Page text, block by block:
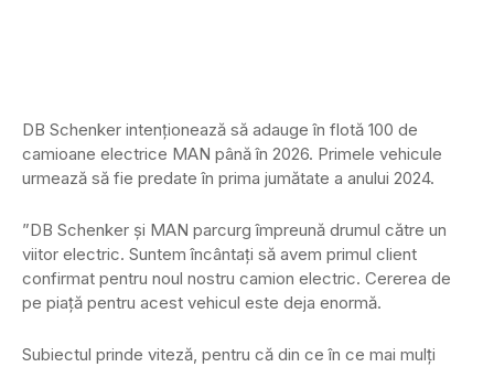
DB Schenker intenționează să adauge în flotă 100 de
camioane electrice MAN până în 2026. Primele vehicule
urmează să fie predate în prima jumătate a anului 2024.
”DB Schenker și MAN parcurg împreună drumul către un
viitor electric. Suntem încântați să avem primul client
confirmat pentru noul nostru camion electric. Cererea de
pe piață pentru acest vehicul este deja enormă.
Subiectul prinde viteză, pentru că din ce în ce mai mulți